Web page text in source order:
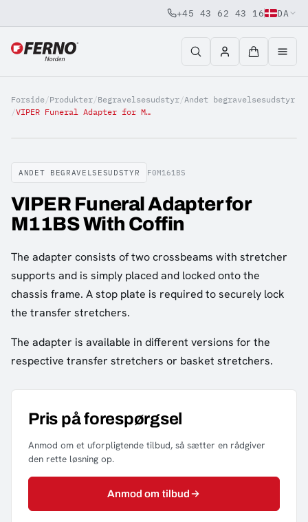
Jump to content
+45 43 62 43 16 DA
Forside/Produkter/Begravelsesudstyr/Andet begravelsesudstyr
/
VIPER Funeral Adapter for M11BS With Coffin
ANDET BEGRAVELSESUDSTYR F0M161BS
VIPER Funeral Adapter for
M11BS With Coffin
The adapter consists of two crossbeams with stretcher
supports and is simply placed and locked onto the
chassis frame. A stop plate is required to securely lock
the transfer stretchers.
The adapter is available in different versions for the
respective transfer stretchers or basket stretchers.
Pris på forespørgsel
Anmod om et uforpligtende tilbud, så sætter en rådgiver
den rette løsning op.
Anmod om tilbud